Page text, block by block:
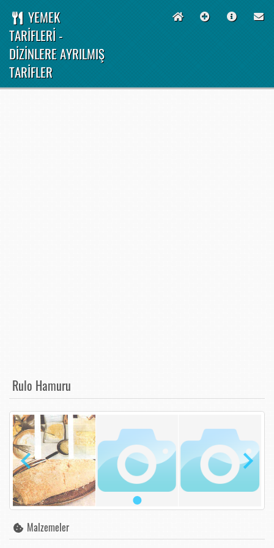
YEMEK
TARİFLERİ -
DİZİNLERE AYRILMIŞ
TARİFLER
Rulo Hamuru
Malzemeler